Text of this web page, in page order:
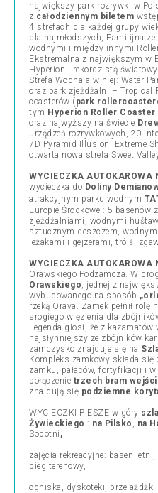
największy park rozrywki w
z całodziennym biletem
4 strefach dla każdej grupy
dla najmłodszych, Familijna
wodnymi i między innymi
Ekstremalna z największym w
Hyperion i rekordzistą
Strefa Wodna a w niej: Water
oraz park zjeżdżalni – Tropical
coasterów ( park
tym Hyperion Roller Coaster
oraz najwyższy na świecie
urządzeń rozrywkowych, 20
7D Pyramid Illusion, Extreme
otwarta nowa strefa Sweet
WYCIECZKA AUTOKAROWA
wycieczka do Doliny
atrakcyjnym parku wodnym
Europie Środkowej: 5 basenów
zjeżdżalniami, wodnymi
sztucznym deszczem,
leżakami i gejzerami,
WYCIECZKA AUTOKAROWA
Orawskiego Podzamcza. W
Orawskiego, jednej z
wybudowanego na sposób
rzeką Orava. Zamek pełnił
srogiego więzienia dla
Legenda głosi, że z
najsłynniejszy ze zbójników
zamczysko znajduje się na
Kompleks zamkowy składa się
zamku, pałaców, fortyfikacji i
połączenie trzech bram
znajdują się podziemne
WYCIECZKI PIESZE w góry
Żywieckiego : na Pilsko , na
Sopotni ,
zajęcia rekreacyjne: basen
bieg terenowy,
ogniska, dyskoteki, przejażdżki